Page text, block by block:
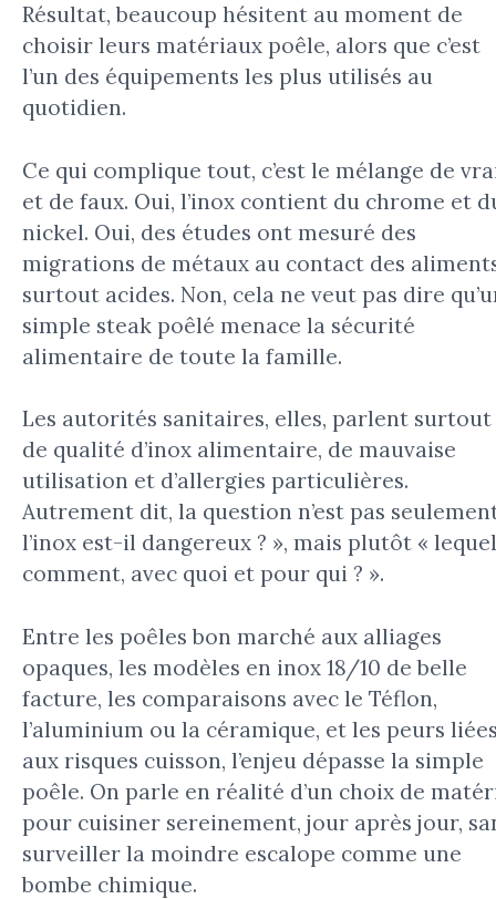
Résultat, beaucoup hésitent au moment de
choisir leurs matériaux poêle, alors que c’est
l’un des équipements les plus utilisés au
quotidien.
Ce qui complique tout, c’est le mélange de
et de faux. Oui, l’inox contient du chrome et
nickel. Oui, des études ont mesuré des
migrations de métaux au contact des
surtout acides. Non, cela ne veut pas dire
simple steak poêlé menace la sécurité
alimentaire de toute la famille.
Les autorités sanitaires, elles, parlent surtout
de qualité d’inox alimentaire, de mauvaise
utilisation et d’allergies particulières.
Autrement dit, la question n’est pas
l’inox est-il dangereux ? », mais plutôt «
comment, avec quoi et pour qui ? ».
Entre les poêles bon marché aux alliages
opaques, les modèles en inox 18/10 de belle
facture, les comparaisons avec le Téflon,
l’aluminium ou la céramique, et les peurs
aux risques cuisson, l’enjeu dépasse la simple
poêle. On parle en réalité d’un choix de
pour cuisiner sereinement, jour après jour,
surveiller la moindre escalope comme une
bombe chimique.